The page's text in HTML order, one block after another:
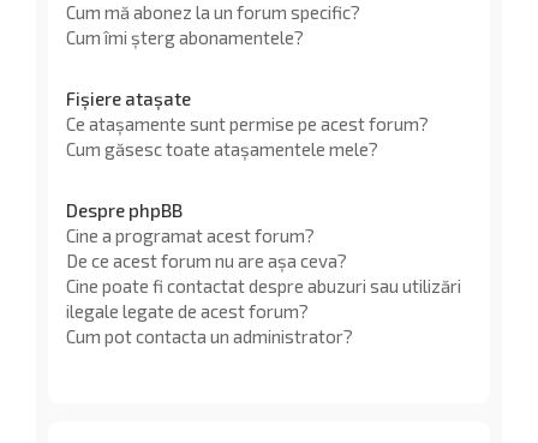
Cum mă abonez la un forum specific?
Cum îmi șterg abonamentele?
Fișiere atașate
Ce atașamente sunt permise pe acest forum?
Cum găsesc toate atașamentele mele?
Despre phpBB
Cine a programat acest forum?
De ce acest forum nu are așa ceva?
Cine poate fi contactat despre abuzuri sau utilizări
ilegale legate de acest forum?
Cum pot contacta un administrator?